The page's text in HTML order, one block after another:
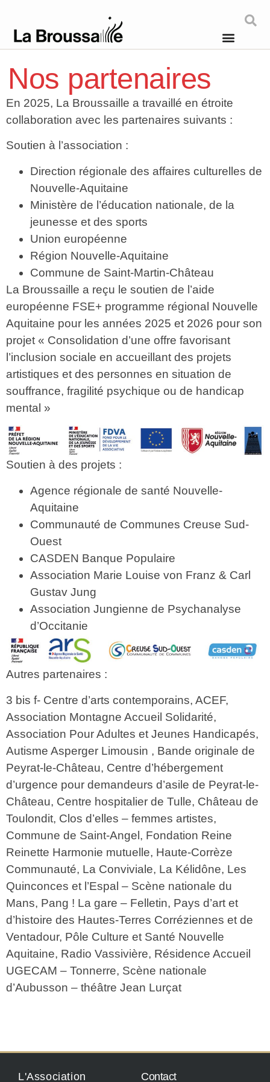
Nos partenaires
En 2025, La Broussaille a travaillé en étroite
collaboration avec les partenaires suivants :
Soutien à l’association :
Direction régionale des affaires culturelles de
Nouvelle-Aquitaine
Ministère de l’éducation nationale, de la
jeunesse et des sports
Union européenne
Région Nouvelle-Aquitaine
Commune de Saint-Martin-Château
La Broussaille a reçu le soutien de l’aide
européenne FSE+ programme régional Nouvelle
Aquitaine pour les années 2025 et 2026 pour son
projet « Consolidation d’une offre favorisant
l’inclusion sociale en accueillant des projets
artistiques et des personnes en situation de
souffrance, fragilité psychique ou de handicap
mental »
Soutien à des projets :
Agence régionale de santé Nouvelle-
Aquitaine
Communauté de Communes Creuse Sud-
Ouest
CASDEN Banque Populaire
Association Marie Louise von Franz & Carl
Gustav Jung
Association Jungienne de Psychanalyse
d’Occitanie
Autres partenaires :
3 bis f- Centre d’arts contemporains, ACEF,
Association Montagne Accueil Solidarité,
Association Pour Adultes et Jeunes Handicapés,
Autisme Asperger Limousin , Bande originale de
Peyrat-le-Château, Centre d’hébergement
d’urgence pour demandeurs d’asile de Peyrat-le-
Château, Centre hospitalier de Tulle, Château de
Toulondit, Clos d’elles – femmes artistes,
Commune de Saint-Angel, Fondation Reine
Reinette Harmonie mutuelle, Haute-Corrèze
Communauté, La Conviviale, La Kélidône, Les
Quinconces et l’Espal – Scène nationale du
Mans, Pang ! La gare – Felletin, Pays d’art et
d’histoire des Hautes-Terres Corréziennes et de
Ventadour, Pôle Culture et Santé Nouvelle
Aquitaine, Radio Vassivière, Résidence Accueil
UGECAM – Tonnerre, Scène nationale
d’Aubusson – théâtre Jean Lurçat
L'Association Contact